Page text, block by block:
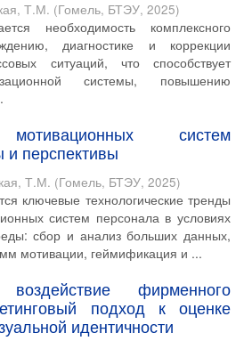
Т.М. (Гомель, БТЭУ, 2025)
необходимость комплексного
диагностике и коррекции
ситуаций, что способствует
системы, повышению
систем
перспективы
Т.М. (Гомель, БТЭУ, 2025)
ключевые технологические тренды
систем персонала в условиях
сбор и анализ больших данных,
мотивации, геймификация и ...
воздействие фирменного
подход к оценке
идентичности